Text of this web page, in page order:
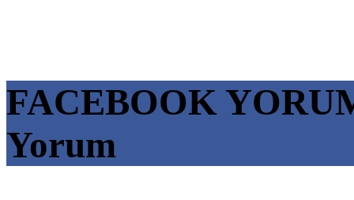
FACEBOOK
Yorum